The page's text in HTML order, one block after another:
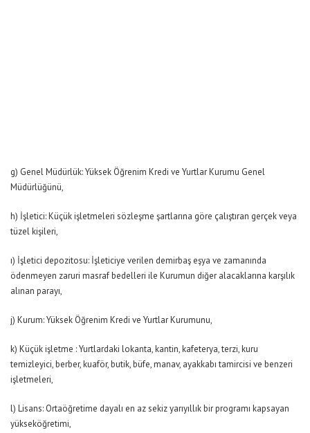
g) Genel Müdürlük: Yüksek Öğrenim Kredi ve Yurtlar Kurumu Genel
Müdürlüğünü,
h) İşletici: Küçük işletmeleri sözleşme şartlarına göre çalıştıran gerçek veya
tüzel kişileri,
ı) İşletici depozitosu: İşleticiye verilen demirbaş eşya ve zamanında
ödenmeyen zaruri masraf bedelleri ile Kurumun diğer alacaklarına karşılık
alınan parayı,
j) Kurum: Yüksek Öğrenim Kredi ve Yurtlar Kurumunu,
k) Küçük işletme : Yurtlardaki lokanta, kantin, kafeterya, terzi, kuru
temizleyici, berber, kuaför, butik, büfe, manav, ayakkabı tamircisi ve benzeri
işletmeleri,
l) Lisans: Ortaöğretime dayalı en az sekiz yarıyıllık bir programı kapsayan
yükseköğretimi,